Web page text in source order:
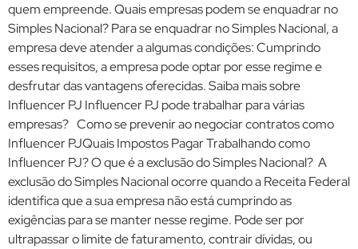
quem empreende. Quais empresas podem se enquadrar no
Simples Nacional? Para se enquadrar no Simples Nacional, a
empresa deve atender a algumas condições: Cumprindo
esses requisitos, a empresa pode optar por esse regime e
desfrutar das vantagens oferecidas. Saiba mais sobre
Influencer PJ Influencer PJ pode trabalhar para várias
empresas? Como se prevenir ao negociar contratos como
Influencer PJQuais Impostos Pagar Trabalhando como
Influencer PJ? O que é a exclusão do Simples Nacional? A
exclusão do Simples Nacional ocorre quando a Receita Federal
identifica que a sua empresa não está cumprindo as
exigências para se manter nesse regime. Pode ser por
ultrapassar o limite de faturamento, contrair dívidas, ou